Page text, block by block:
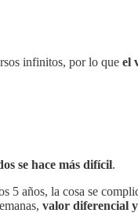
infinitos, por lo que el
se hace más difícil.
años, la cosa se
valor diferencial